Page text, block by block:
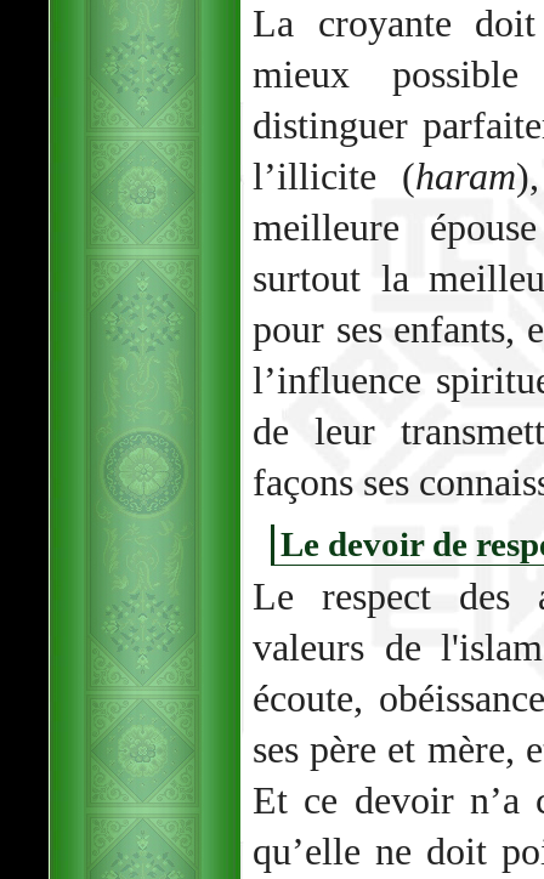
La croyante
mieux
distinguer
l’illicite (haram
meilleure
surtout la
pour ses enfants,
l’influence
de leur
façons ses
Le devoir de
Le respect des
valeurs de
écoute,
ses père et mère,
Et ce devoir n’a
qu’elle ne doit